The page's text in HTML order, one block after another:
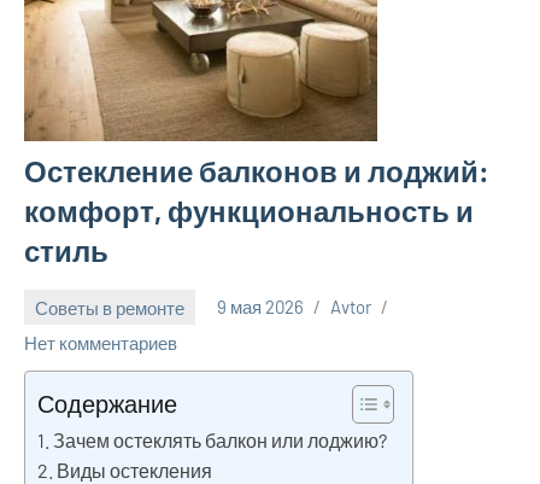
Остекление балконов и лоджий:
комфорт, функциональность и
стиль
Советы в ремонте 9 мая 2026
Avtor
Нет комментариев
Содержание
Зачем остеклять балкон или лоджию?
Виды остекления